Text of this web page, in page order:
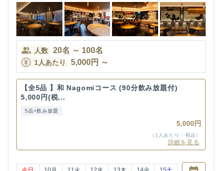
人数 20名 ～ 100名
1人あたり 5,000円 ～
【全5品 】和 Nagomiコース (90分飲み放題付)
5,000円(税...
5品+飲み放題
5,000円
（1人あたり・税込）
詳細を見る